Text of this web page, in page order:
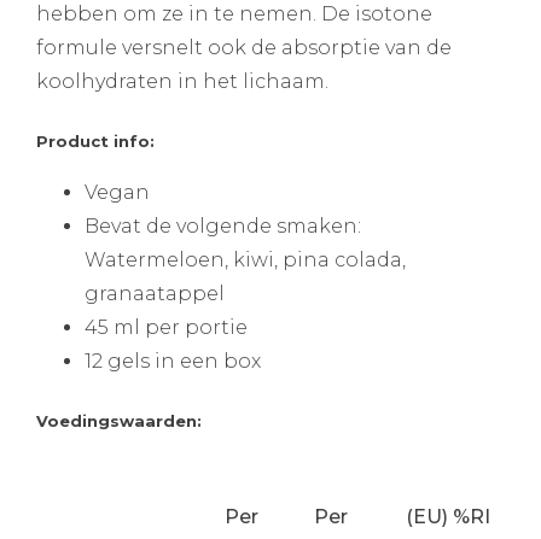
hebben om ze in te nemen. De isotone
formule versnelt ook de absorptie van de
koolhydraten in het lichaam.
Product info:
Vegan
Bevat de volgende smaken:
Watermeloen, kiwi, pina colada,
granaatappel
45 ml per portie
12 gels in een box
Voedingswaarden:
Per Per (EU) %RI